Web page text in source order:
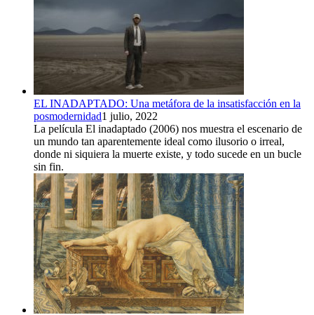
EL INADAPTADO: Una metáfora de la insatisfacción en la
posmodernidad1 julio, 2022
La película El inadaptado (2006) nos muestra el escenario de
un mundo tan aparentemente ideal como ilusorio o irreal,
donde ni siquiera la muerte existe, y todo sucede en un bucle
sin fin.